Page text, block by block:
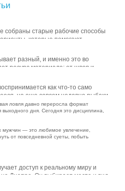
собраны старые рабочие способы
которые помогают
разный, и именно это во
ресурс материала: от швов и
как что-то само
но еще совсем недавно рыбаки
ловля давно переросла формат
выходного дня. Сегодня это дисциплина,
мужчин — это любимое увлечение,
от повседневной суеты, побыть
доступ к реальному миру и
на Днепре. Он выбирает место и вид